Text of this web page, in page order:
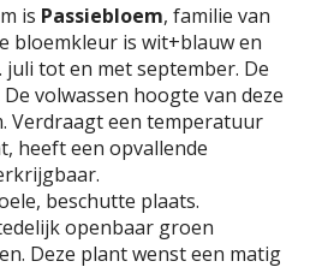
is Passiebloem, familie van
bloemkleur is wit+blauw en
juli tot en met september. De
volwassen hoogte van deze
Verdraagt een temperatuur
heeft een opvallende
beschutte plaats.
openbaar groen
Deze plant wenst een matig